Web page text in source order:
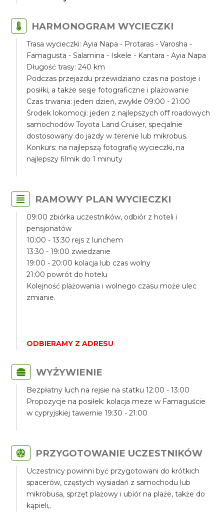
HARMONOGRAM WYCIECZKI
Trasa wycieczki: Ayia Napa - Protaras - Varosha -
Famagusta - Salamina - Iskele - Kantara - Ayia Napa
Długość trasy: 240 km
Podczas przejazdu przewidziano czas na postoje i
posiłki, a także sesje fotograficzne i plażowanie
Czas trwania: jeden dzień, zwykle 09:00 - 21:00
Środek lokomocji: jeden z najlepszych off roadowych
samochodów Toyota Land Cruiser, specjalnie
dostosowany do jazdy w terenie lub mikrobus.
Konkurs: na najlepszą fotografię wycieczki, na
najlepszy filmik do 1 minuty
RAMOWY PLAN WYCIECZKI
09:00 zbiórka uczestników, odbiór z hoteli i
pensjonatów
10:00 - 13:30 rejs z lunchem
13:30 - 19:00 zwiedzanie
19:00 - 20:00 kolacja lub czas wolny
21:00 powrót do hotelu
Kolejność plażowania i wolnego czasu może ulec
zmianie.
ODBIERAMY Z ADRESU
WYŻYWIENIE
Bezpłatny luch na rejsie na statku 12:00 - 13:00
Propozycje na posiłek: kolacja meze w Famaguście
w cypryjskiej tawernie 19:30 - 21:00
PRZYGOTOWANIE UCZESTNIKÓW
Uczestnicy powinni być przygotowani do krótkich
spacerów, częstych wysiadań z samochodu lub
mikrobusa, sprzęt plażowy i ubiór na plaże, także do
kąpieli,.